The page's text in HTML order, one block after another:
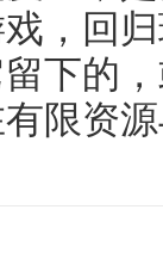
，回
下的
限资